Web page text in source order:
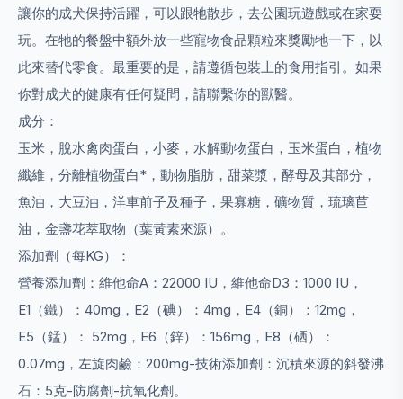
讓你的成犬保持活躍，可以跟牠散步，去公園玩遊戲或在家耍
玩。在牠的餐盤中額外放一些寵物食品顆粒來獎勵牠一下，以
此來替代零食。最重要的是，請遵循包裝上的食用指引。如果
你對成犬的健康有任何疑問，請聯繫你的獸醫。
成分：
玉米，脫水禽肉蛋白，小麥，水解動物蛋白，玉米蛋白，植物
纖維，分離植物蛋白*，動物脂肪，甜菜漿，酵母及其部分，
魚油，大豆油，洋車前子及種子，果寡糖，礦物質，琉璃苣
油，金盞花萃取物（葉黃素來源）。
添加劑（每KG）：
營養添加劑：維他命A：22000 IU，維他命D3：1000 IU，
E1（鐵）：40mg，E2（碘）：4mg，E4（銅）：12mg，
E5（錳）： 52mg，E6（鋅）：156mg，E8（硒）：
0.07mg，左旋肉鹼：200mg-技術添加劑：沉積來源的斜發沸
石：5克-防腐劑-抗氧化劑。